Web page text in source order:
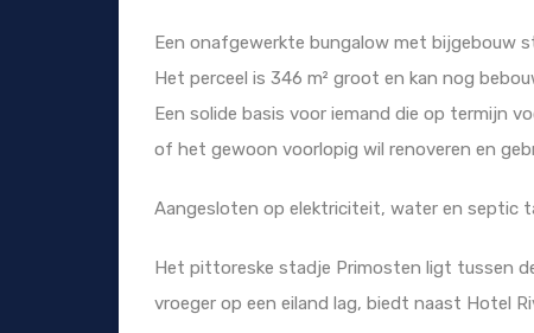
Een onafgewerkte bungalow met bijgebouw
Het perceel is 346 m² groot en kan nog
Een solide basis voor iemand die op termijn
of het gewoon voorlopig wil renoveren en
Aangesloten op elektriciteit, water en septic
Het pittoreske stadje Primosten ligt tussen
vroeger op een eiland lag, biedt naast Hotel